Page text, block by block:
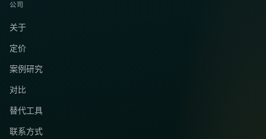
公司
关于
定价
案例研究
对比
替代工具
联系方式